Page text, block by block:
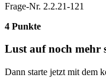
Frage-Nr. 2.2.21-121
4 Punkte
Lust auf noch mehr
Dann starte jetzt mit dem